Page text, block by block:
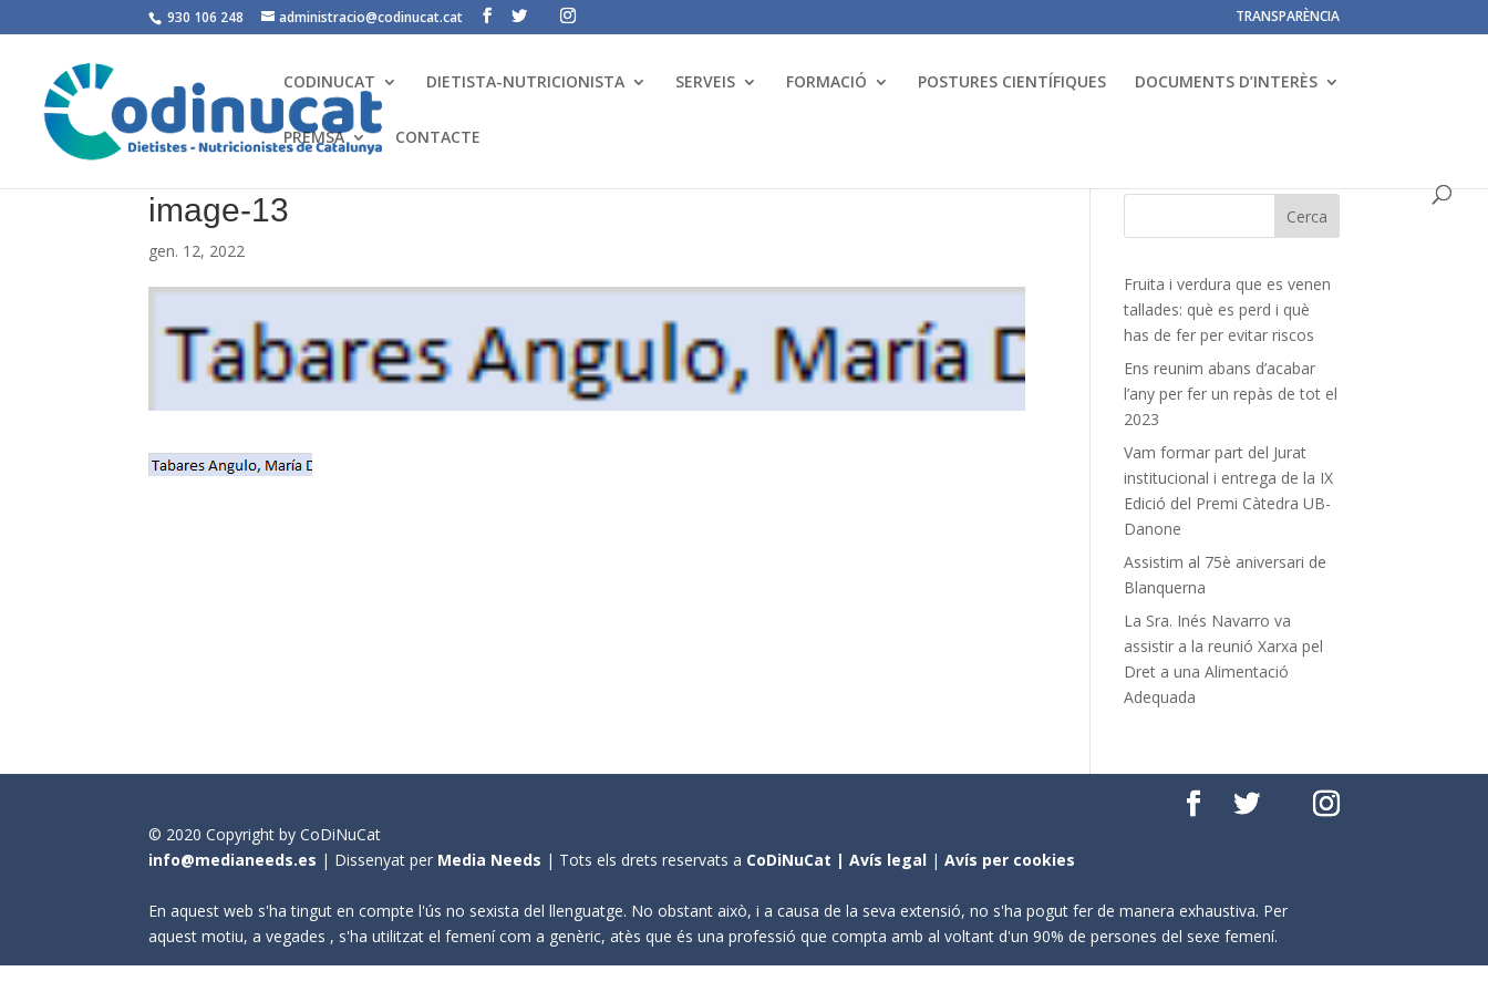
930 106 248 administracio@codinucat.cat TRANSPARÈNCIA
CODINUCAT DIETISTA-NUTRICIONISTA SERVEIS FORMACIÓ POSTURES CIENTÍFIQUES DOCUMENTS D’INTERÈS
PREMSA CONTACTE
image-13
gen. 12, 2022
Fruita i verdura que es venen
tallades: què es perd i què
has de fer per evitar riscos
Ens reunim abans d’acabar
l’any per fer un repàs de tot el
2023
Vam formar part del Jurat
institucional i entrega de la IX
Edició del Premi Càtedra UB-
Danone
Assistim al 75è aniversari de
Blanquerna
La Sra. Inés Navarro va
assistir a la reunió Xarxa pel
Dret a una Alimentació
Adequada
© 2020 Copyright by CoDiNuCat
info@medianeeds.es | Dissenyat per Media Needs | Tots els drets reservats a CoDiNuCat |Avís legal |Avís per cookies
En aquest web s'ha tingut en compte l'ús no sexista del llenguatge. No obstant això, i a causa de la seva extensió, no s'ha pogut fer de manera exhaustiva. Per
aquest motiu, a vegades , s'ha utilitzat el femení com a genèric, atès que és una professió que compta amb al voltant d'un 90% de persones del sexe femení.